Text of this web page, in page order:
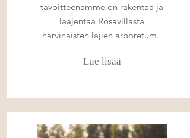
tavoitteenamme on rakentaa ja
laajentaa Rosavillasta
harvinaisten lajien arboretum.
Lue lisää